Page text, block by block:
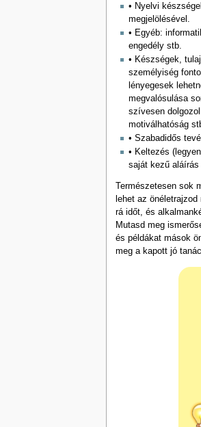
• Nyelvi
megjelölésével.
• Egyéb:
engedély stb.
• Készségek,
személyiség
lényegesek
megvalósulása
szívesen dolgozol
motiválhatóság
• Szabadidős
• Keltezés
saját kezű aláírás
Természetesen sok
lehet az
rá időt, és
Mutasd meg
és példákat mások
meg a kapott jó